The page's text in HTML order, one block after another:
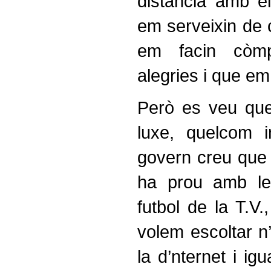
em serveixin de
em facin
alegries i que
Però es veu
luxe, quelcom
govern creu
ha prou amb
futbol de la
volem escoltar
la d’nternet i